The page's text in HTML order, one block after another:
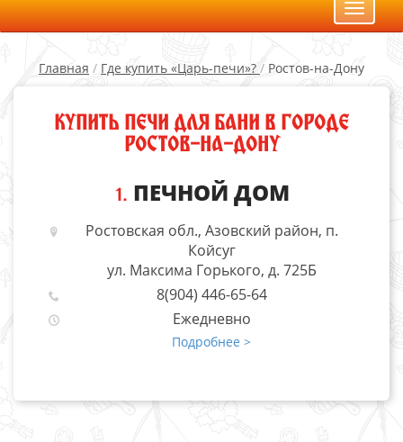
Toggle
Главная / Где купить «Царь-печи»? / Ростов-на-Дону
КУПИТЬ ПЕЧИ ДЛЯ БАНИ В ГОРОДЕ
РОСТОВ-НА-ДОНУ
1. ПЕЧНОЙ ДОМ
Ростовская обл., Азовский район, п.
Койсуг
ул. Максима Горького, д. 725Б
8(904) 446-65-64
Ежедневно
Подробнее >